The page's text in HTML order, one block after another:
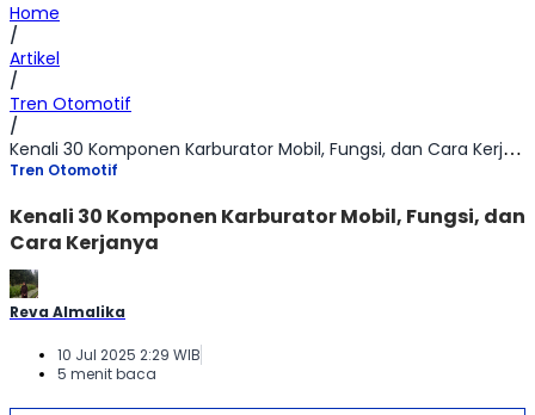
Home
/
Artikel
/
Tren Otomotif
/
Kenali 30 Komponen Karburator Mobil, Fungsi, dan Cara Kerjanya
Tren Otomotif
Kenali 30 Komponen Karburator Mobil, Fungsi, dan
Cara Kerjanya
Reva Almalika
10 Jul 2025 2:29 WIB
5 menit baca